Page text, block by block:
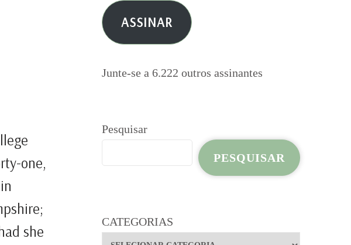
one,
she
e-
mail ASSINAR
Junte-se a 6.222 outros assinantes
Pesquisar
PESQUISAR
CATEGORIAS